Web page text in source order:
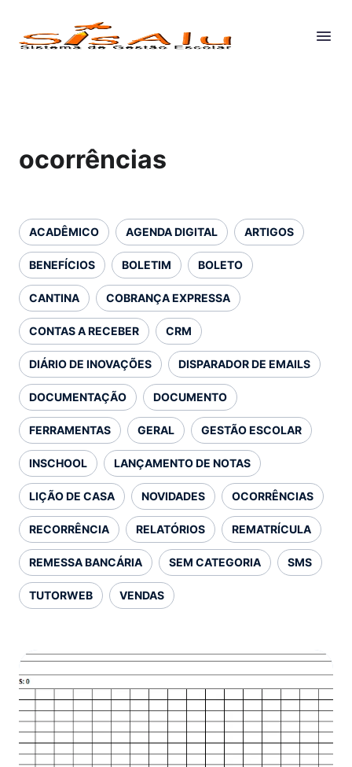
ocorrências
ACADÊMICO AGENDA DIGITAL ARTIGOS
BENEFÍCIOS BOLETIM BOLETO
CANTINA COBRANÇA EXPRESSA
CONTAS A RECEBER CRM
DIÁRIO DE INOVAÇÕES DISPARADOR DE EMAILS
DOCUMENTAÇÃO DOCUMENTO
FERRAMENTAS GERAL GESTÃO ESCOLAR
INSCHOOL LANÇAMENTO DE NOTAS
LIÇÃO DE CASA NOVIDADES OCORRÊNCIAS
RECORRÊNCIA RELATÓRIOS REMATRÍCULA
REMESSA BANCÁRIA SEM CATEGORIA SMS
TUTORWEB VENDAS